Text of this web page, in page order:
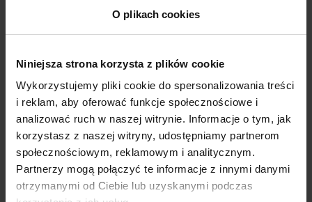
O plikach cookies
Niniejsza strona korzysta z plików cookie
Wykorzystujemy pliki cookie do spersonalizowania treści
i reklam, aby oferować funkcje społecznościowe i
analizować ruch w naszej witrynie. Informacje o tym, jak
korzystasz z naszej witryny, udostępniamy partnerom
społecznościowym, reklamowym i analitycznym.
Partnerzy mogą połączyć te informacje z innymi danymi
otrzymanymi od Ciebie lub uzyskanymi podczas
„Architektura informacji w
serwisach internetowych”, Louis
Rosenfeld, Peter Morville
Miałam w swoich rękach sporo tytułów dotyczących
architektury informacji, ale do tej książki wracam
najchętniej. To świetny podręcznik dla początkujących
projektantów, który doskonale wprowadza w podstawy
zagadnienia. Przybliża tematy takie jak: sposoby